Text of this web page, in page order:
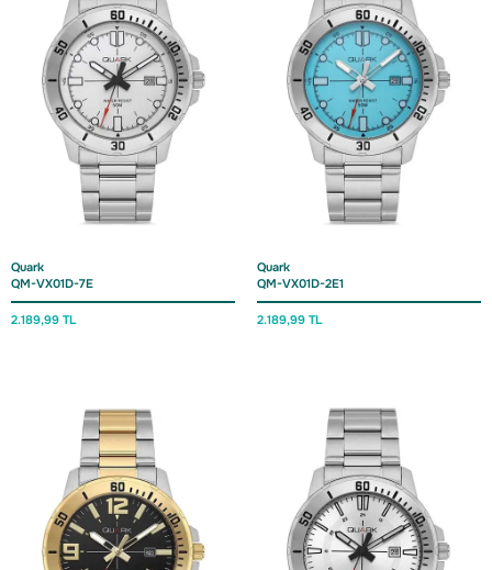
Quark
QM-VX01D-7E
2.189,99 TL
Quark
QM-VX01D-2E1
2.189,99 TL